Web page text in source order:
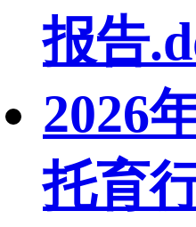
报告
2026
托育